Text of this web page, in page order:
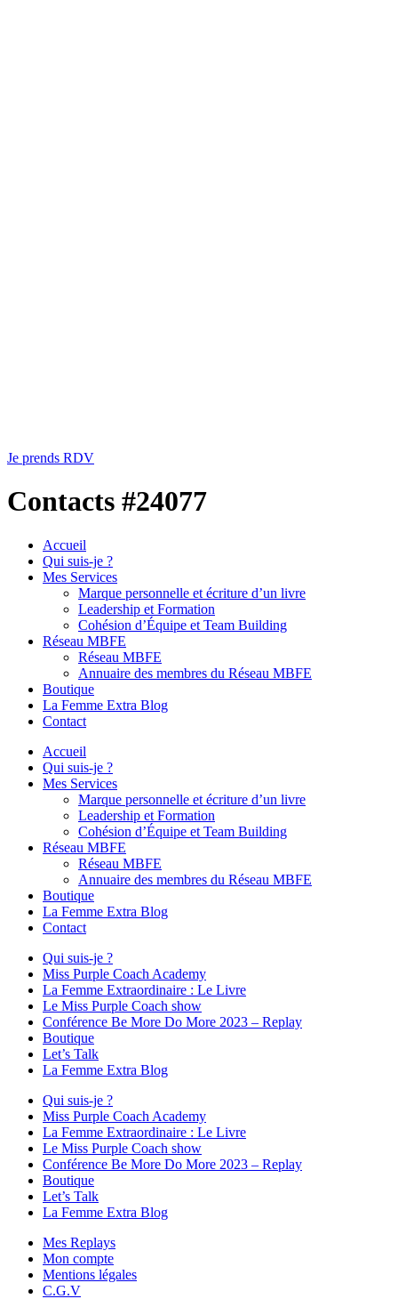
Je prends RDV
Contacts #24077
Accueil
Qui suis-je ?
Mes Services
Marque personnelle et écriture d’un livre
Leadership et Formation
Cohésion d’Équipe et Team Building
Réseau MBFE
Réseau MBFE
Annuaire des membres du Réseau MBFE
Boutique
La Femme Extra Blog
Contact
Accueil
Qui suis-je ?
Mes Services
Marque personnelle et écriture d’un livre
Leadership et Formation
Cohésion d’Équipe et Team Building
Réseau MBFE
Réseau MBFE
Annuaire des membres du Réseau MBFE
Boutique
La Femme Extra Blog
Contact
Qui suis-je ?
Miss Purple Coach Academy
La Femme Extraordinaire : Le Livre
Le Miss Purple Coach show
Conférence Be More Do More 2023 – Replay
Boutique
Let’s Talk
La Femme Extra Blog
Qui suis-je ?
Miss Purple Coach Academy
La Femme Extraordinaire : Le Livre
Le Miss Purple Coach show
Conférence Be More Do More 2023 – Replay
Boutique
Let’s Talk
La Femme Extra Blog
Mes Replays
Mon compte
Mentions légales
C.G.V